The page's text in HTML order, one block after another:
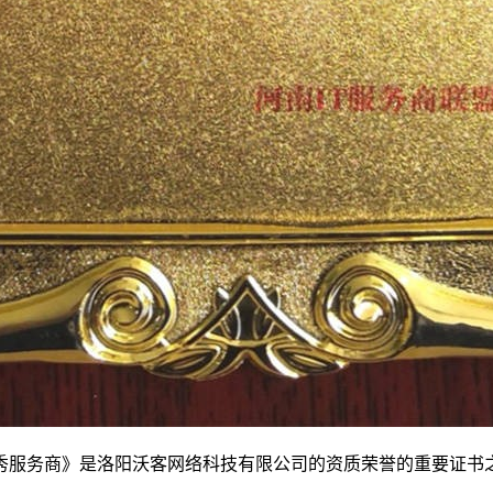
服务商》是洛阳沃客网络科技有限公司的资质荣誉的重要证书